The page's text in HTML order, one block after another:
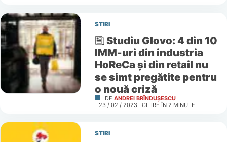
STIRI
Studiu Glovo: 4 din 10
IMM-uri din industria
HoReCa și din retail nu
se simt pregătite pentru
o nouă criză
DE ANDREI BRÎNDUȘESCU
23 / 02 / 2023
CITIRE ÎN 2 MINUTE
STIRI